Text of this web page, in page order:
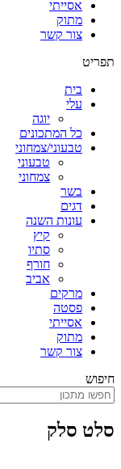
אסייתי
מתוק
צור קשר
תפריט
בית
עלי
יוגה
כל המתכונים
טבעוני/צמחוני
טבעוני
צמחוני
בשר
דגים
עונות השנה
קיץ
סתיו
חורף
אביב
מרקים
פסטה
אסייתי
מתוק
צור קשר
חיפוש
סלט סלק